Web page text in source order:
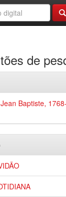
de
Baptiste, 1768-